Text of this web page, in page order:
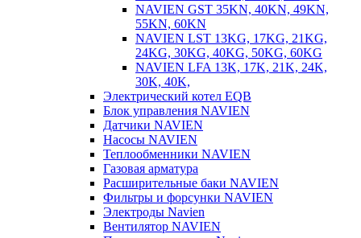
NAVIEN GST 35KN, 40KN, 49KN,
55KN, 60KN
NAVIEN LST 13KG, 17KG, 21KG,
24KG, 30KG, 40KG, 50KG, 60KG
NAVIEN LFA 13K, 17K, 21K, 24K,
30K, 40K,
Электрический котел EQB
Блок управления NAVIEN
Датчики NAVIEN
Насосы NAVIEN
Теплообменники NAVIEN
Газовая арматура
Расширительные баки NAVIEN
Фильтры и форсунки NAVIEN
Электроды Navien
Вентилятор NAVIEN